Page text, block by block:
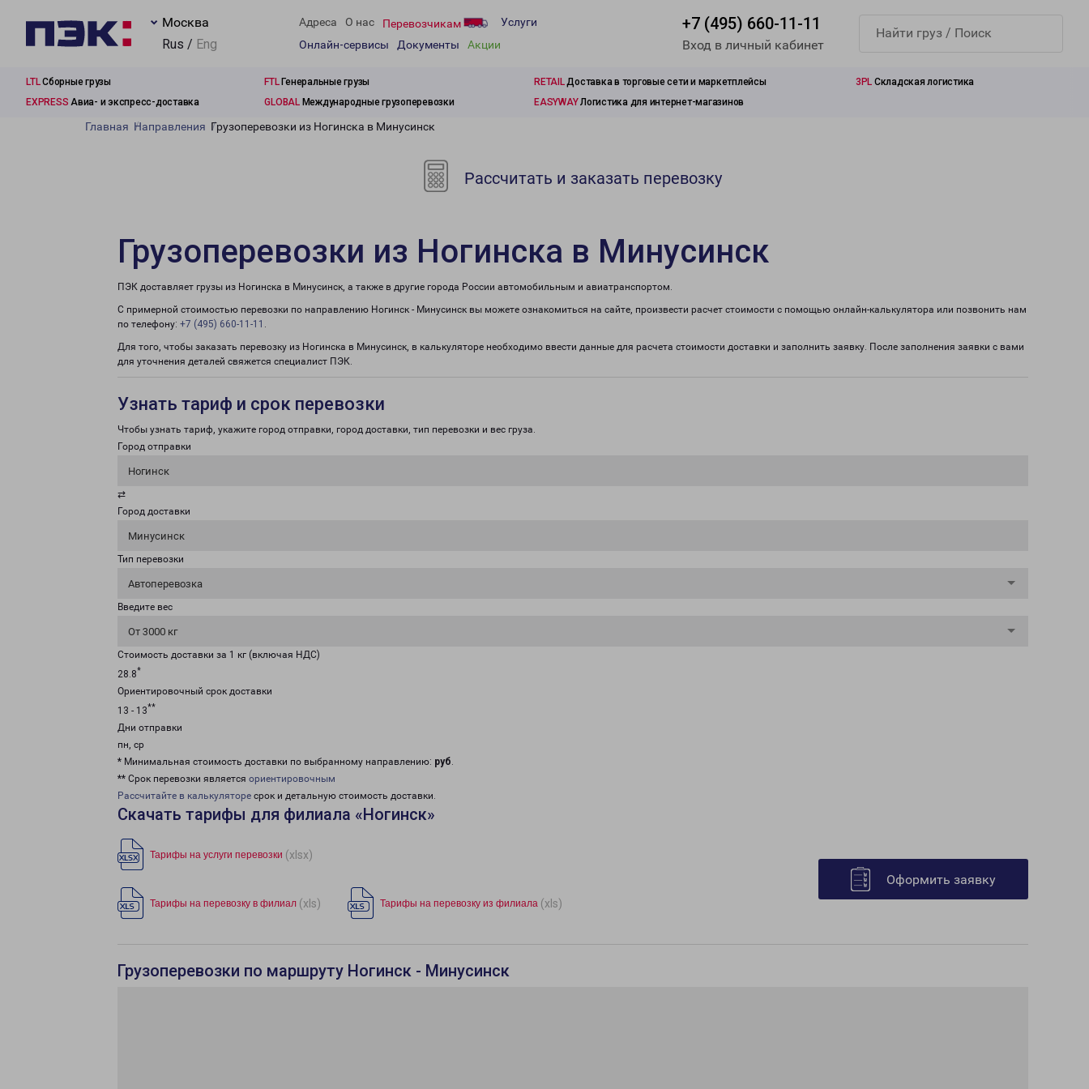
Москва
Rus / Eng
Адреса О нас Перевозчикам
Услуги
Онлайн-сервисы
Документы Акции
+7 (495) 660-11-11
Вход в личный кабинет
LTLСборные грузы FTLГенеральные грузы RETAILДоставка в торговые сети и маркетплейсы 3PL Складская логистика
EXPRESS Авиа- и экспресс-доставка GLOBALМеждународные грузоперевозки EASYWAYЛогистика для интернет-магазинов
Главная Направления Грузоперевозки из Ногинска в Минусинск
Рассчитать и заказать перевозку
Грузоперевозки из Ногинска в Минусинск
ПЭК доставляет грузы из Ногинска в Минусинск, а также в другие города России автомобильным и авиатранспортом.
С примерной стоимостью перевозки по направлению Ногинск - Минусинск вы можете ознакомиться на сайте, произвести расчет стоимости с помощью онлайн-калькулятора или позвонить нам
по телефону: +7 (495) 660-11-11 .
Для того, чтобы заказать перевозку из Ногинска в Минусинск, в калькуляторе необходимо ввести данные для расчета стоимости доставки и заполнить заявку. После заполнения заявки с вами
для уточнения деталей свяжется специалист ПЭК.
Узнать тариф и срок перевозки
Чтобы узнать тариф, укажите город отправки, город доставки, тип перевозки и вес груза.
Город отправки
Ногинск
⇄
Город доставки
Минусинск
Тип перевозки
Автоперевозка
Введите вес
От 3000 кг
Стоимость доставки за 1 кг (включая НДС)
28.8*
Ориентировочный срок доставки
13 - 13**
Дни отправки
пн, ср
* Минимальная стоимость доставки по выбранному направлению: руб.
** Срок перевозки является ориентировочным
Рассчитайте в калькуляторе срок и детальную стоимость доставки.
Скачать тарифы для филиала «Ногинск»
Тарифы на услуги перевозки (xlsx)
Тарифы на перевозку в филиал (xls) Тарифы на перевозку из филиала (xls)
Оформить заявку
Грузоперевозки по маршруту Ногинск - Минусинск